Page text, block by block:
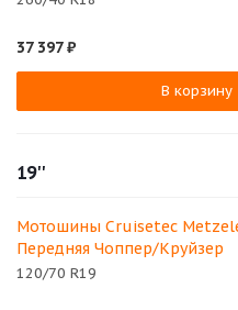
37 397₽
В корзину
19''
Мотошины Cruisetec
Передняя Чоппер/Круйзер
120/70 R19